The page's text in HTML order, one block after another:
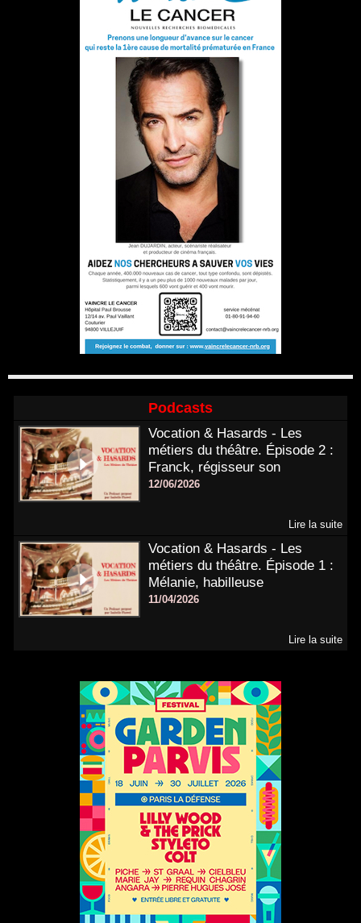
Podcasts
Vocation & Hasards - Les
métiers du théâtre. Épisode 2 :
Franck, régisseur son
12/06/2026
Lire la suite
Vocation & Hasards - Les
métiers du théâtre. Épisode 1 :
Mélanie, habilleuse
11/04/2026
Lire la suite